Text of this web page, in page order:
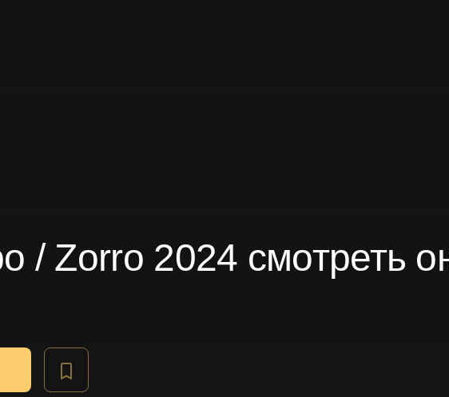
/ Zorro 2024 смотреть